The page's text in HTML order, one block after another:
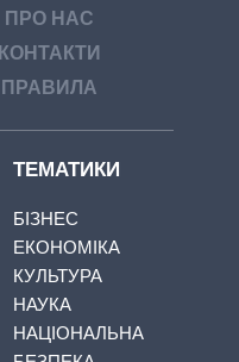
ПРО НАС
КОНТАКТИ
ПРАВИЛА
ТЕМАТИКИ
БІЗНЕС
ЕКОНОМІКА
КУЛЬТУРА
НАУКА
НАЦІОНАЛЬНА